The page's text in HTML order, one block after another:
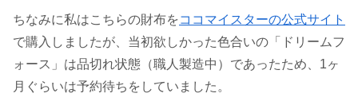
ちなみに私はこちらの財布を ココマイスターの公式サイト
で購入しましたが、当初欲しかった色合いの「ドリームフ
ォース」は品切れ状態（職人製造中）であったため、1ヶ
月ぐらいは予約待ちをしていました。